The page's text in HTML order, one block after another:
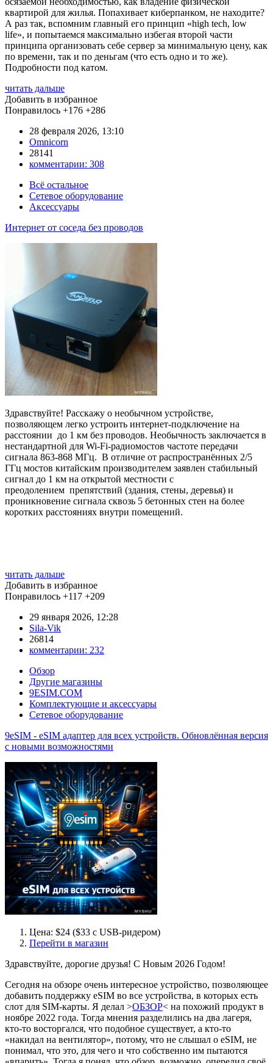
квартирой для жилья. Попахивает киберпанком, не находите?
А раз так, вспомним главный его принцип «high tech, low
life», и попытаемся максимально избегая второй части
принципа организовать себе сервер за минимальную цену, как
по времени, так и по деньгам (что есть одно и то же).
Подробности под катом.
читать дальше
Добавить в избранное
Понравилось +176 +286
28 февраля 2026, 13:10
Omnicorn
28141
комментарии: 308
Всё остальное
Сетевое оборудование
Аксессуары
Интернет от соседа без проводов
Здравствуйте! Расскажу о необычном устройстве,
позволяющем легко устроить интернет-подключение на
расстоянии до 1 км без проводов. Необычность заключается в
нестандартной для Wi-Fi-радиомостов частоте передачи
сигнала 863-868 МГц. В отличие от распространённых 2/5
ГГц мостов китайским производителем заявлен стабильный
сигнал до 1 км на открытой местности с
преодолением препятствий (здания, стены, деревья) и
проникновение сигнала сквозь 5 бетонных стен на более
коротких расстояниях внутри помещений.
читать дальше
Добавить в избранное
Понравилось +117 +209
29 января 2026, 12:28
Sila-Vik
26814
комментарии: 232
Обзор
Другие магазины
9ESIM.COM
Комплектующие и аксессуары
Сетевое оборудование
9eSIM - eSIM адаптер для всех устройств. Обновлённая версия
с новыми возможностями
Цена: $24 ($33 с USB-ридером)
Перейти в магазин
Здравствуйте, дорогие друзья! С Новым 2026 Годом!
Сегодня на обзоре очень интересное устройство, позволяющее
добавить поддержку eSIM во все устройства, в которых есть
слот для SIM-карты. Я делал >ОБЗОР< на похожий продукт в
ноябре 2022 года. Тогда мнения разделились на два лагеря,
кто-то восторгался, что подобное существует, а кто-то
«накидал на вентилятор», потому, что не слышал о eSIM, не
понимал, что это, для чего и что собственно им пытаются